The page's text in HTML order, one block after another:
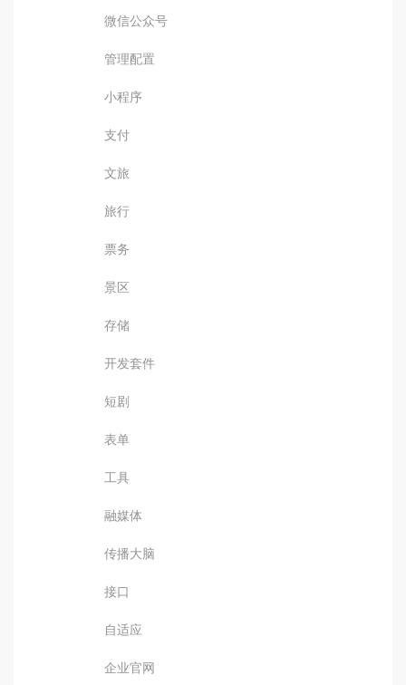
微信公众号
管理配置
小程序
支付
文旅
旅行
票务
景区
存储
开发套件
短剧
表单
工具
融媒体
传播大脑
接口
自适应
企业官网